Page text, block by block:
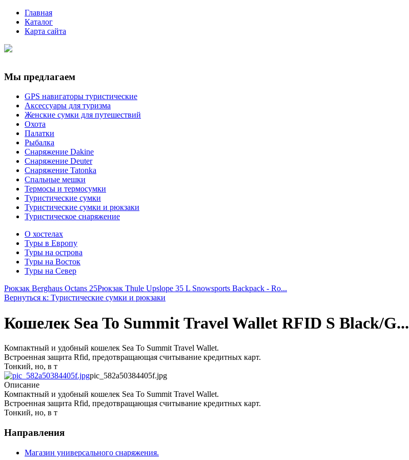
Главная
Каталог
Карта сайта
Мы предлагаем
GPS навигаторы туристические
Аксессуары для туризма
Женские сумки для путешествий
Охота
Палатки
Рыбалка
Снаряжение Dakine
Снаряжение Deuter
Снаряжение Tatonka
Спальные мешки
Термосы и термосумки
Туристические сумки
Туристические сумки и рюкзаки
Туристическое снаряжение
О хостелах
Туры в Европу
Туры на острова
Туры на Восток
Туры на Север
Рюкзак Berghaus Octans 25Рюкзак Thule Upslope 35 L Snowsports Backpack - Ro...
Вернуться к: Туристические сумки и рюкзаки
Кошелек Sea To Summit Travel Wallet RFID S Black/G...
Компактный и удобный кошелек Sea To Summit Travel Wallet.
Встроенная защита Rfid, предотвращающая считывание кредитных карт.
Тонкий, но, в т
pic_582a50384405f.jpg
Описание
Компактный и удобный кошелек Sea To Summit Travel Wallet.
Встроенная защита Rfid, предотвращающая считывание кредитных карт.
Тонкий, но, в т
Направления
Магазин универсального снаряжения.